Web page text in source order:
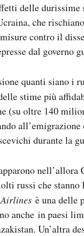
delle durissime
che
contro il
dal
quanti siano i
stime più
(su oltre 140
durante la
nell’allora
russi che stanno
è una delle
anche in paesi
Un’altra